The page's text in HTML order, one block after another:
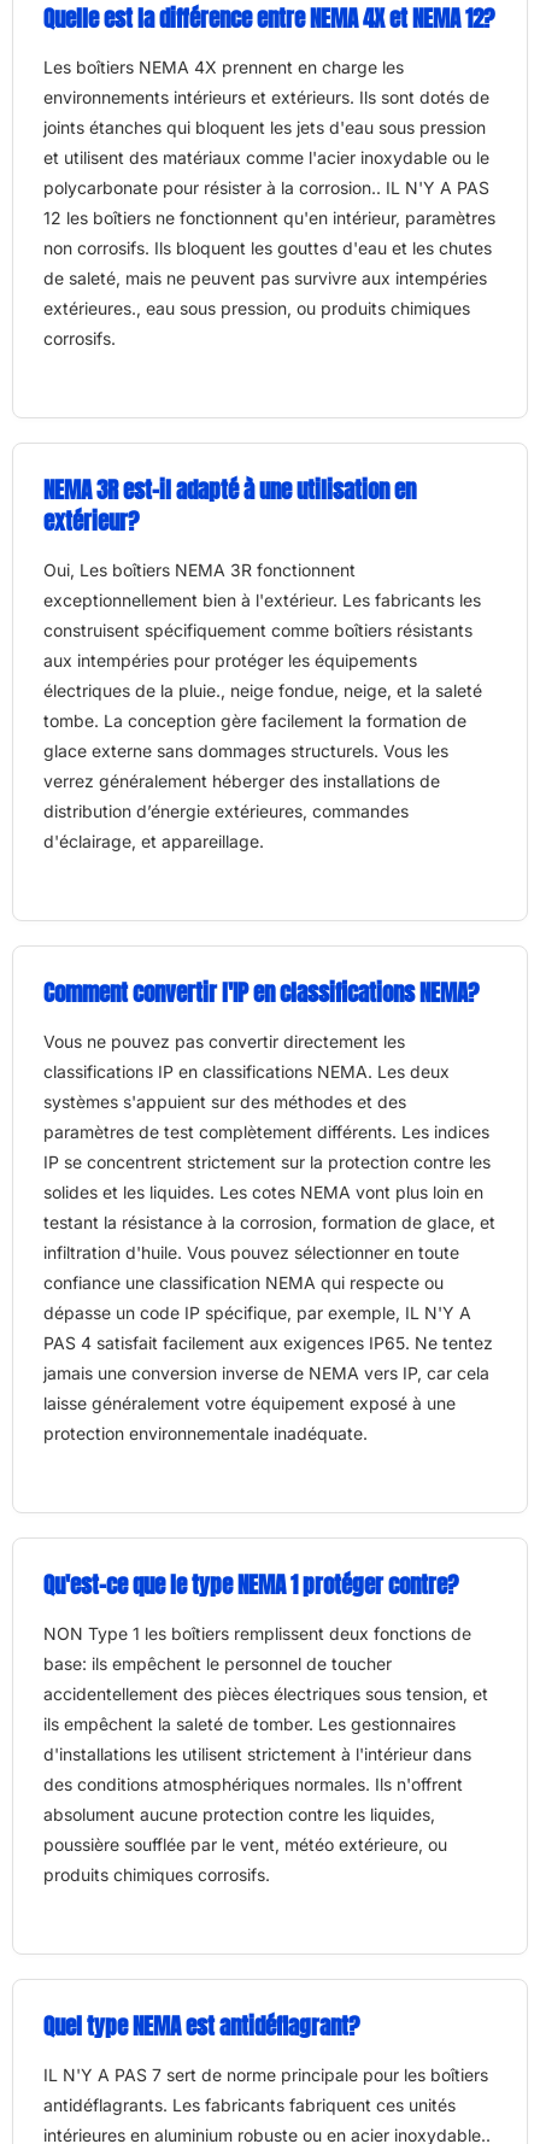
Quelle est la différence entre NEMA 4X et NEMA 12?
Les boîtiers NEMA 4X prennent en charge les
environnements intérieurs et extérieurs. Ils sont dotés de
joints étanches qui bloquent les jets d'eau sous pression
et utilisent des matériaux comme l'acier inoxydable ou le
polycarbonate pour résister à la corrosion.. IL N'Y A PAS
12 les boîtiers ne fonctionnent qu'en intérieur, paramètres
non corrosifs. Ils bloquent les gouttes d'eau et les chutes
de saleté, mais ne peuvent pas survivre aux intempéries
extérieures., eau sous pression, ou produits chimiques
corrosifs.
NEMA 3R est-il adapté à une utilisation en
extérieur?
Oui, Les boîtiers NEMA 3R fonctionnent
exceptionnellement bien à l'extérieur. Les fabricants les
construisent spécifiquement comme boîtiers résistants
aux intempéries pour protéger les équipements
électriques de la pluie., neige fondue, neige, et la saleté
tombe. La conception gère facilement la formation de
glace externe sans dommages structurels. Vous les
verrez généralement héberger des installations de
distribution d’énergie extérieures, commandes
d'éclairage, et appareillage.
Comment convertir l'IP en classifications NEMA?
Vous ne pouvez pas convertir directement les
classifications IP en classifications NEMA. Les deux
systèmes s'appuient sur des méthodes et des
paramètres de test complètement différents. Les indices
IP se concentrent strictement sur la protection contre les
solides et les liquides. Les cotes NEMA vont plus loin en
testant la résistance à la corrosion, formation de glace, et
infiltration d'huile. Vous pouvez sélectionner en toute
confiance une classification NEMA qui respecte ou
dépasse un code IP spécifique, par exemple, IL N'Y A
PAS 4 satisfait facilement aux exigences IP65. Ne tentez
jamais une conversion inverse de NEMA vers IP, car cela
laisse généralement votre équipement exposé à une
protection environnementale inadéquate.
Qu'est-ce que le type NEMA 1 protéger contre?
NON Type 1 les boîtiers remplissent deux fonctions de
base: ils empêchent le personnel de toucher
accidentellement des pièces électriques sous tension, et
ils empêchent la saleté de tomber. Les gestionnaires
d'installations les utilisent strictement à l'intérieur dans
des conditions atmosphériques normales. Ils n'offrent
absolument aucune protection contre les liquides,
poussière soufflée par le vent, météo extérieure, ou
produits chimiques corrosifs.
Quel type NEMA est antidéflagrant?
IL N'Y A PAS 7 sert de norme principale pour les boîtiers
antidéflagrants. Les fabricants fabriquent ces unités
intérieures en aluminium robuste ou en acier inoxydable..